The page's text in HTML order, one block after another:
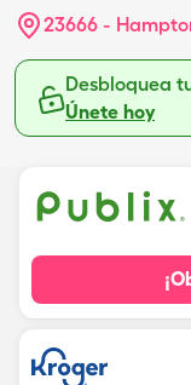
23666 -
Desbloquea
Únete hoy